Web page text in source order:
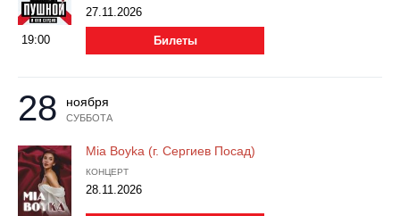
Металл
19:00
27.11.2026
Билеты
28 СУББОТА
ноября
Mia Boyka (г. Сергиев Посад)
КОНЦЕРТ
28.11.2026